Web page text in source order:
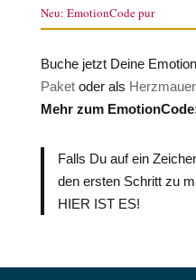
Neu: EmotionCode pur
Buche jetzt Deine
Paketoder als
Mehr zum
Falls Du auf ein
den ersten Schritt zu
HIER IST ES!